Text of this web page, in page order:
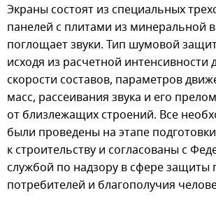
Экраны состоят из специальных
панелей с плитами из минеральной
поглощает звуки. Тип шумовой
исходя из расчетной интенсивности
скорости составов, параметров
масс, рассеивания звука и его
от близлежащих строений. Все
были проведены на этапе подготовки
к строительству и согласованы с
службой по надзору в сфере защиты
потребителей и благополучия